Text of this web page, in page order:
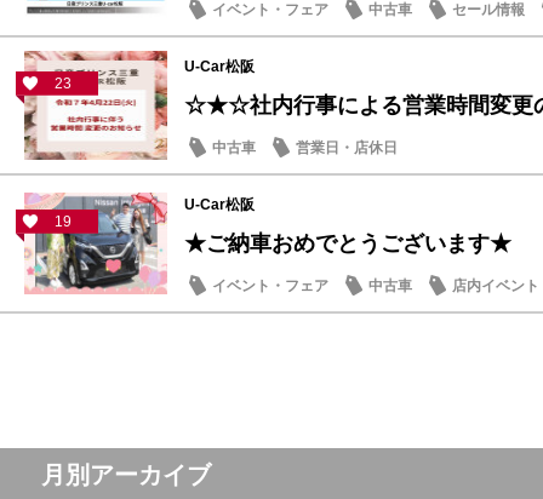
イベント・フェア 中古車 セール情報
23
U-Car松阪
☆★☆社内行事による営業時間変
中古車 営業日・店休日
19
U-Car松阪
★ご納車おめでとうございます★
イベント・フェア 中古車 店内イベント
月別アーカイブ